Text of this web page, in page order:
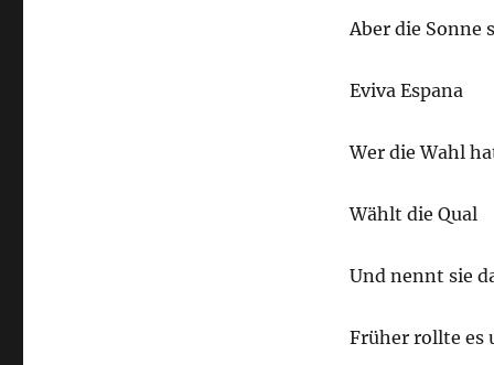
Aber die Sonne
Eviva Espana
Wer die Wahl
Wählt die Qual
Und nennt sie
Früher rollte es